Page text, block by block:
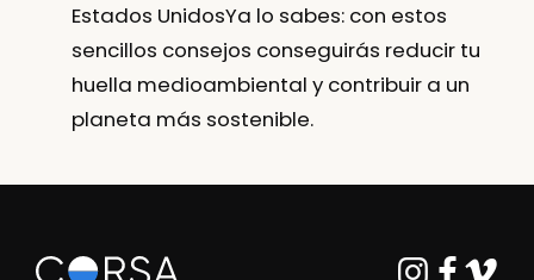
Estados UnidosYa lo sabes: con estos
sencillos consejos conseguirás reducir tu
huella medioambiental y contribuir a un
planeta más sostenible.